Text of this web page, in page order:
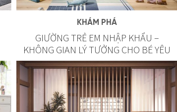
KHÁM PHÁ
GIƯỜNG TRẺ EM NHẬP KHẨU –
KHÔNG GIAN LÝ TƯỞNG CHO BÉ YÊU